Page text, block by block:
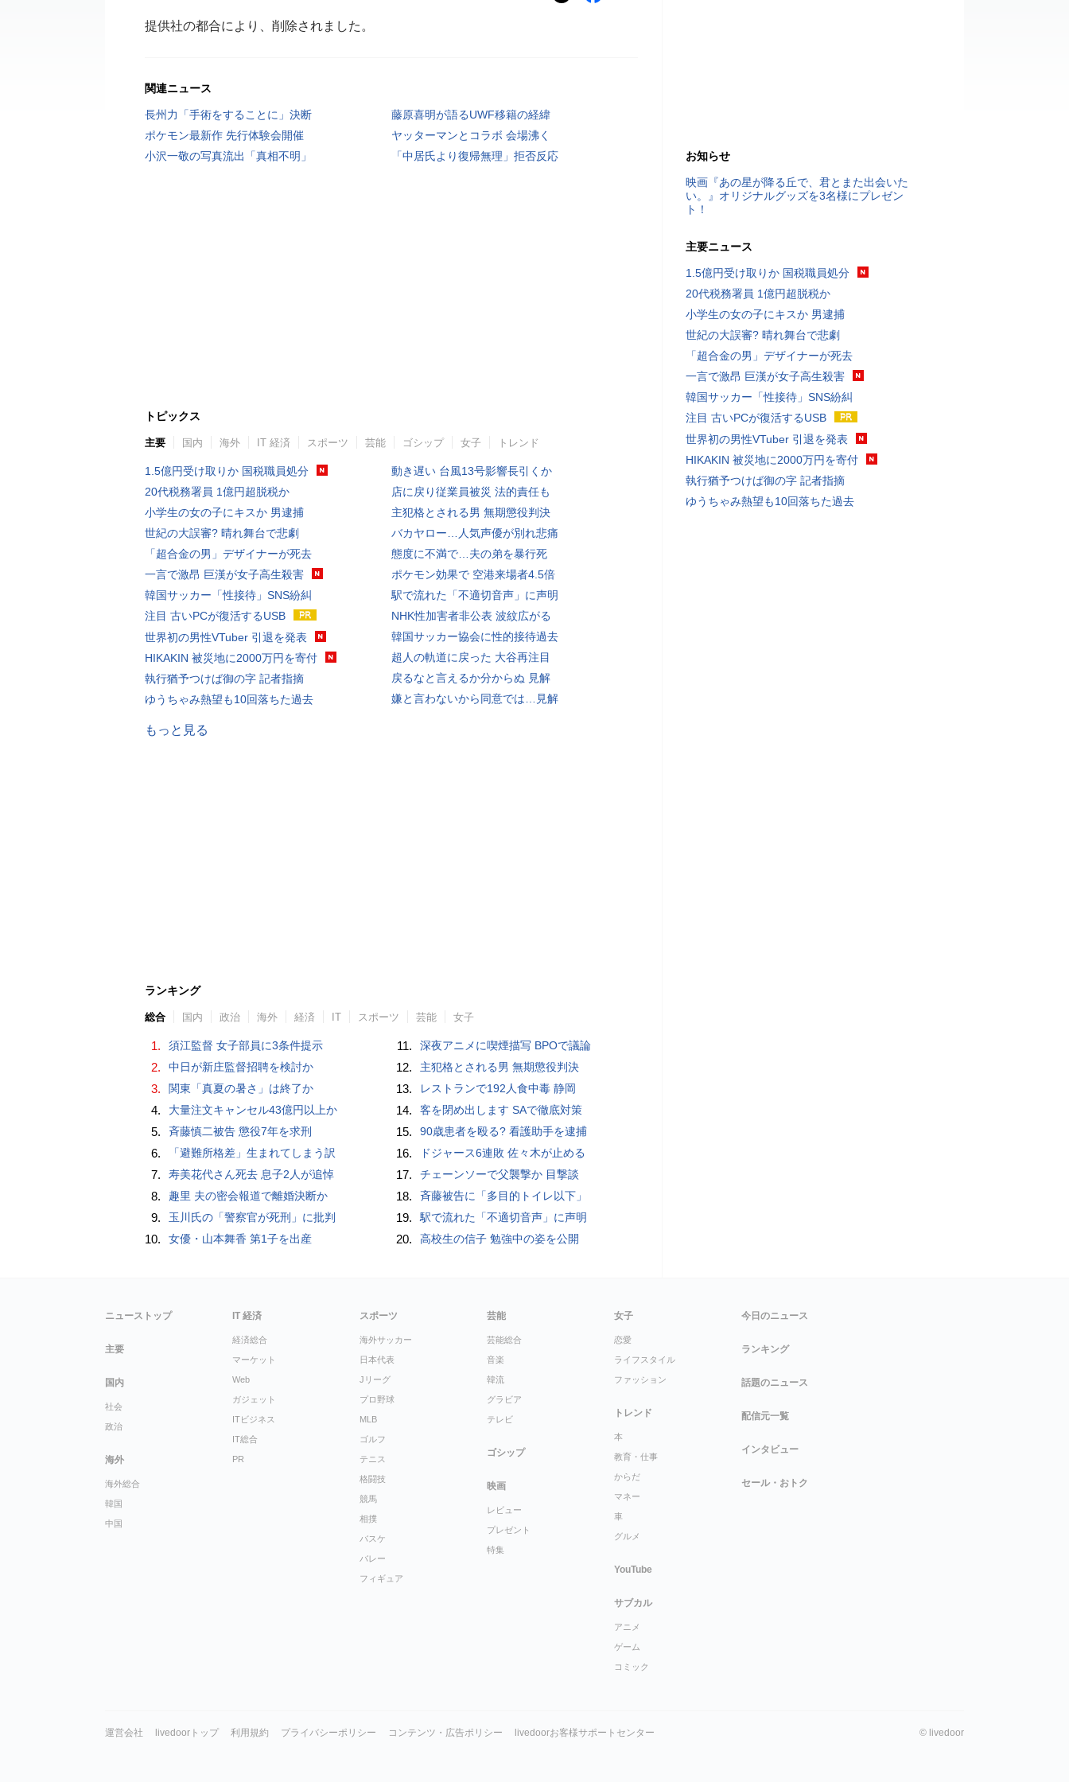
提供社の都合により、削除されました。
関連ニュース
長州力「手術をすることに」決断
藤原喜明が語るUWF移籍の経緯
ポケモン最新作 先行体験会開催
ヤッターマンとコラボ 会場沸く
小沢一敬の写真流出「真相不明」
「中居氏より復帰無理」拒否反応
トピックス
主要 国内 海外 IT 経済 スポーツ 芸能 ゴシップ 女子 トレンド
1.5億円受け取りか 国税職員処分
20代税務署員 1億円超脱税か
小学生の女の子にキスか 男逮捕
世紀の大誤審? 晴れ舞台で悲劇
「超合金の男」デザイナーが死去
一言で激昂 巨漢が女子高生殺害
韓国サッカー「性接待」SNS紛糾
注目 古いPCが復活するUSB
世界初の男性VTuber 引退を発表
HIKAKIN 被災地に2000万円を寄付
執行猶予つけば御の字 記者指摘
ゆうちゃみ熱望も10回落ちた過去
動き遅い 台風13号影響長引くか
店に戻り従業員被災 法的責任も
主犯格とされる男 無期懲役判決
バカヤロー…人気声優が別れ悲痛
態度に不満で…夫の弟を暴行死
ポケモン効果で 空港来場者4.5倍
駅で流れた「不適切音声」に声明
NHK性加害者非公表 波紋広がる
韓国サッカー協会に性的接待過去
超人の軌道に戻った 大谷再注目
戻るなと言えるか分からぬ 見解
嫌と言わないから同意では…見解
もっと見る
ランキング
総合 国内 政治 海外 経済 IT スポーツ 芸能 女子
1. 須江監督 女子部員に3条件提示
2. 中日が新庄監督招聘を検討か
3. 関東「真夏の暑さ」は終了か
4. 大量注文キャンセル43億円以上か
5. 斉藤慎二被告 懲役7年を求刑
6. 「避難所格差」生まれてしまう訳
7. 寿美花代さん死去 息子2人が追悼
8. 趣里 夫の密会報道で離婚決断か
9. 玉川氏の「警察官が死刑」に批判
10. 女優・山本舞香 第1子を出産
11. 深夜アニメに喫煙描写 BPOで議論
12. 主犯格とされる男 無期懲役判決
13. レストランで192人食中毒 静岡
14. 客を閉め出します SAで徹底対策
15. 90歳患者を殴る? 看護助手を逮捕
16. ドジャース6連敗 佐々木が止める
17. チェーンソーで父襲撃か 目撃談
18. 斉藤被告に「多目的トイレ以下」
19. 駅で流れた「不適切音声」に声明
20. 高校生の信子 勉強中の姿を公開
お知らせ
映画『あの星が降る丘で、君とまた出会いた
い。』オリジナルグッズを3名様にプレゼン
ト！
主要ニュース
1.5億円受け取りか 国税職員処分
20代税務署員 1億円超脱税か
小学生の女の子にキスか 男逮捕
世紀の大誤審? 晴れ舞台で悲劇
「超合金の男」デザイナーが死去
一言で激昂 巨漢が女子高生殺害
韓国サッカー「性接待」SNS紛糾
注目 古いPCが復活するUSB
世界初の男性VTuber 引退を発表
HIKAKIN 被災地に2000万円を寄付
執行猶予つけば御の字 記者指摘
ゆうちゃみ熱望も10回落ちた過去
ニューストップ
主要
国内
社会
政治
海外
海外総合
韓国
中国
IT 経済
経済総合
マーケット
Web
ガジェット
ITビジネス
IT総合
PR
スポーツ
海外サッカー
日本代表
Jリーグ
プロ野球
MLB
ゴルフ
テニス
格闘技
競馬
相撲
バスケ
バレー
フィギュア
芸能
芸能総合
音楽
韓流
グラビア
テレビ
ゴシップ
映画
レビュー
プレゼント
特集
女子
恋愛
ライフスタイル
ファッション
トレンド
本
教育・仕事
からだ
マネー
車
グルメ
YouTube
サブカル
アニメ
ゲーム
コミック
今日のニュース
ランキング
話題のニュース
配信元一覧
インタビュー
セール・おトク
運営会社 livedoorトップ 利用規約 プライバシーポリシー コンテンツ・広告ポリシー livedoorお客様サポートセンター © livedoor